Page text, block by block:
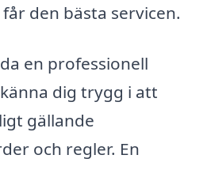
den bästa servicen.
en professionell
dig trygg i att
gällande
och regler. En